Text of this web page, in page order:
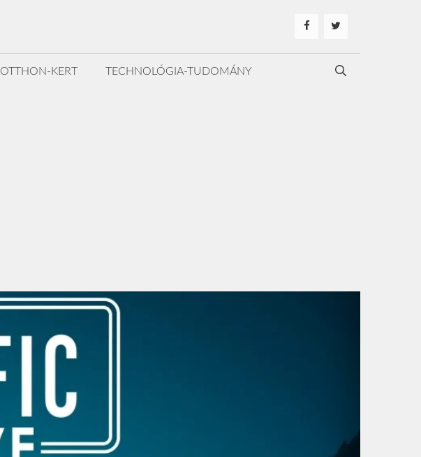
OTTHON-KERT TECHNOLÓGIA-TUDOMÁNY